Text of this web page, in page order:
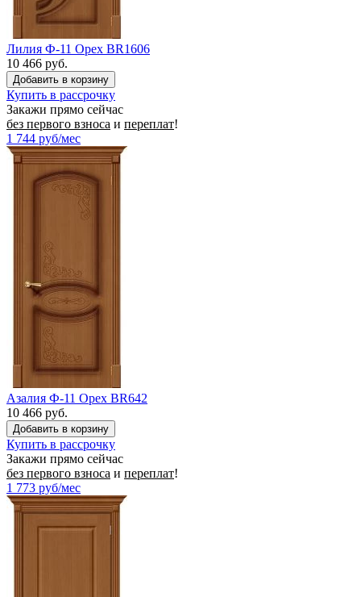
Лилия Ф-11 Орех BR1606
10 466 руб.
Купить в рассрочку
Закажи прямо сейчас
без первого взноса и переплат!
1 744 руб/мес
Азалия Ф-11 Орех BR642
10 466 руб.
Купить в рассрочку
Закажи прямо сейчас
без первого взноса и переплат!
1 773 руб/мес